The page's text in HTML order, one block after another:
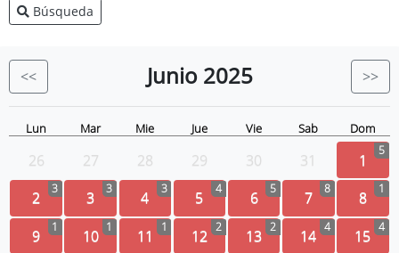
Agenda Presidencia
Eventos
Búsqueda
<< Junio 2025 >>
Lun Mar Mie Jue Vie Sab Dom
26 27 28 29 30 31 1 5
2 3 3 3 4 3 5 4 6 5 7 8 8 1
9 1 10 1 11 1 12 2 13 2 14 4 15 4